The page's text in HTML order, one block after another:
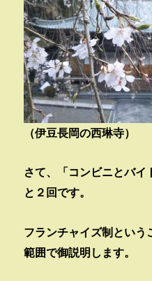
（伊豆長岡の西琳寺）
さて、「コンビニとバイ
と２回です。
フランチャイズ制という
範囲で御説明します。